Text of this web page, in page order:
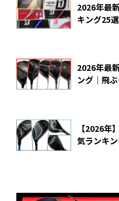
2026年最
キング25
2026年最
ング｜飛
【2026年
気ランキ